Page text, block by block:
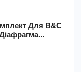
Для B&C